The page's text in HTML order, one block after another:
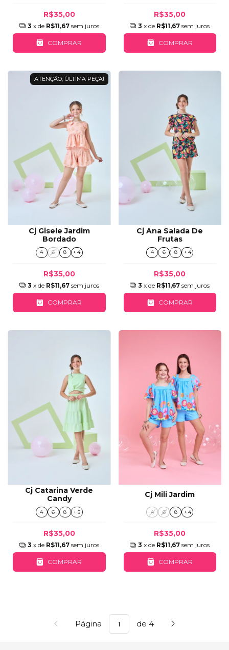
R$35,00
3 x de R$11,67 sem juros
COMPRAR
R$35,00
3 x de R$11,67 sem juros
COMPRAR
ATENÇÃO, ÚLTIMA PEÇA!
Cj Gisele Jardim
Bordado
4 6 8 + 4
R$35,00
3 x de R$11,67 sem juros
COMPRAR
Cj Ana Salada De
Frutas
4 6 8 + 4
R$35,00
3 x de R$11,67 sem juros
COMPRAR
Cj Catarina Verde
Candy
4 6 8 + 5
R$35,00
3 x de R$11,67 sem juros
COMPRAR
Cj Mili Jardim
4 6 8 + 4
R$35,00
3 x de R$11,67 sem juros
COMPRAR
Página de 4